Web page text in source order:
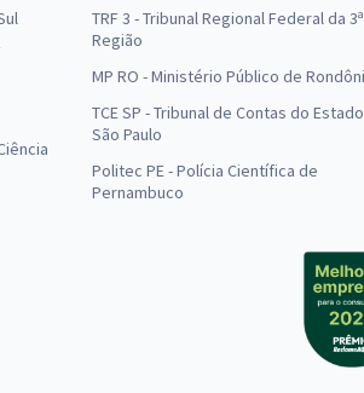
TRF 3 - Tribunal Regional Federal da 3ª
Região
MP RO - Ministério Público de
TCE SP - Tribunal de Contas do
São Paulo
Politec PE - Polícia Científica de
Pernambuco